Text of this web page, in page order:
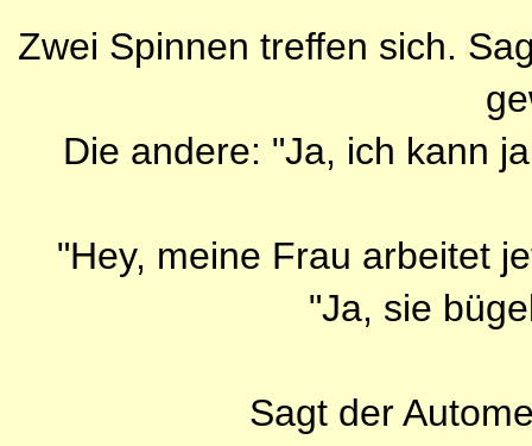
Zwei Spinnen treffen sich.
Die andere: "Ja, ich kann
"Hey, meine Frau arbeitet
"Ja, sie
Sagt der